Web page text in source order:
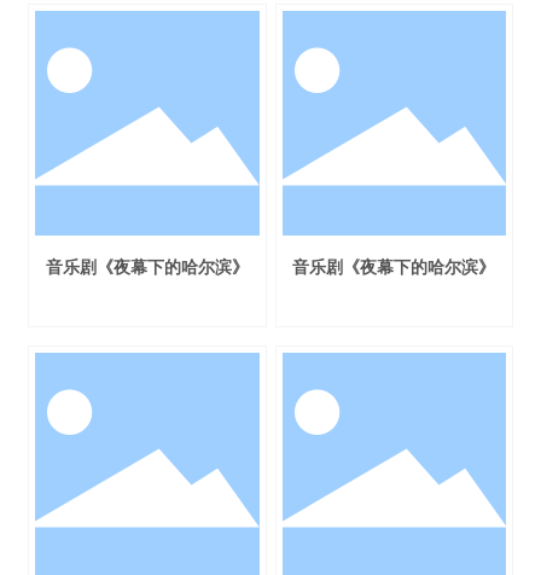
音乐剧《夜幕下的哈尔滨》 音乐剧《夜幕下的哈尔滨》